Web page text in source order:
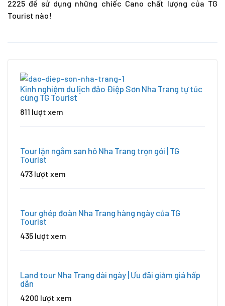
2225 để sử dụng những chiếc Cano chất lượng của TG
Tourist nào!
Kinh nghiệm du lịch đảo Điệp Sơn Nha Trang tự túc
cùng TG Tourist
811 lượt xem
Tour lặn ngắm san hô Nha Trang trọn gói | TG
Tourist
473 lượt xem
Tour ghép đoàn Nha Trang hàng ngày của TG
Tourist
435 lượt xem
Land tour Nha Trang dài ngày | Ưu đãi giảm giá hấp
dẫn
4200 lượt xem